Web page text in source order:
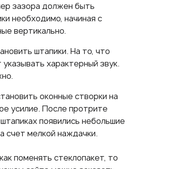
зазора должен быть
необходимо, начиная с
вертикально.
штапики. На то, что
характерный звук.
оконные створки на
усилие. После протрите
появились небольшие
счет мелкой наждачки.
поменять стеклопакет, то